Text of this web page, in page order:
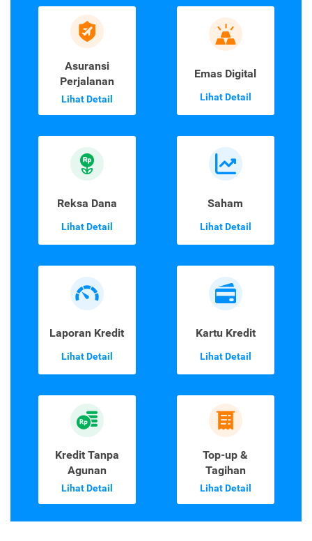
Asuransi
Perjalanan
Lihat Detail
Emas Digital
Lihat Detail
Reksa Dana
Lihat Detail
Saham
Lihat Detail
Laporan Kredit
Lihat Detail
Kartu Kredit
Lihat Detail
Kredit Tanpa
Agunan
Lihat Detail
Top-up &
Tagihan
Lihat Detail